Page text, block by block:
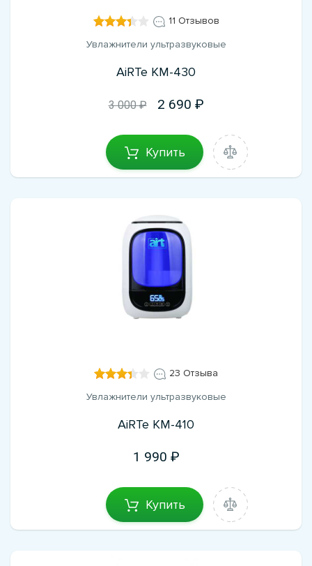
11 Отзывов
Увлажнители ультразвуковые
AiRTe KM-430
3 000 ₽ 2 690
Купить
23 Отзыва
Увлажнители ультразвуковые
AiRTe KM-410
1 990
Купить